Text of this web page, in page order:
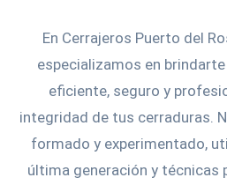
En Cerrajeros Puerto del
especializamos en
eficiente, seguro y
integridad de tus cerraduras.
formado y experimentado,
última generación y técnicas